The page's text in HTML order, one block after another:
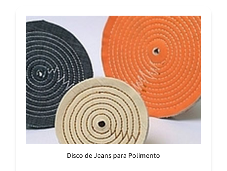
Disco de Jeans para Polimento